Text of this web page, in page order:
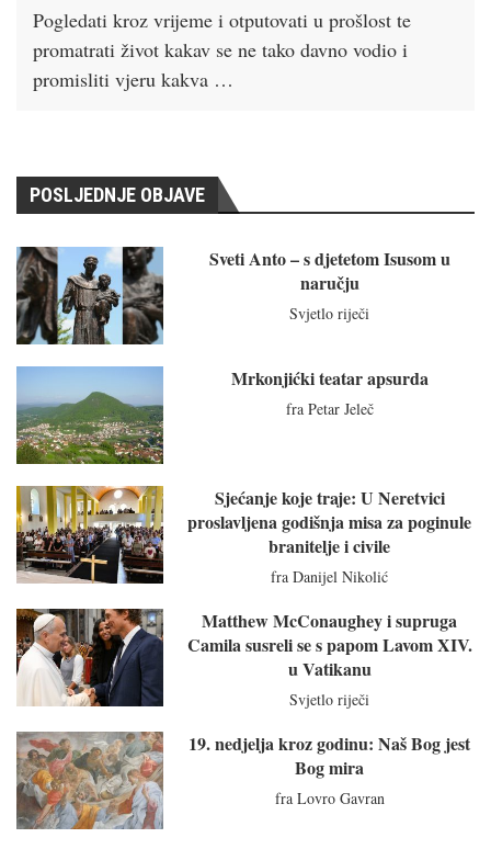
Pogledati kroz vrijeme i otputovati u prošlost te
promatrati život kakav se ne tako davno vodio i
promisliti vjeru kakva …
POSLJEDNJE OBJAVE
Sveti Anto – s djetetom Isusom u
naručju
Svjetlo riječi
Mrkonjićki teatar apsurda
fra Petar Jeleč
Sjećanje koje traje: U Neretvici
proslavljena godišnja misa za poginule
branitelje i civile
fra Danijel Nikolić
Matthew McConaughey i supruga
Camila susreli se s papom Lavom XIV.
u Vatikanu
Svjetlo riječi
19. nedjelja kroz godinu: Naš Bog jest
Bog mira
fra Lovro Gavran